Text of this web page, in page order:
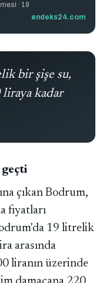
· 19
endeks24.com
bir şişe su,
kadar
çıkan Bodrum,
fiyatları
19 litrelik
arasında
liranın üzerinde